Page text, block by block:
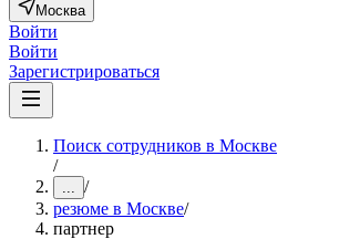
Москва
Войти
Войти
Зарегистрироваться
Поиск сотрудников в Москве
/
... /
резюме в Москве/
партнер